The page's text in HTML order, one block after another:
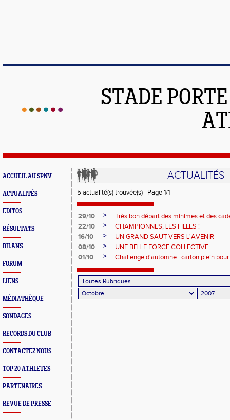
STADE
ACCUEIL AU SPNV
ACTUALITÉS
EDITOS
RÉSULTATS
BILANS
FORUM
LIENS
MÉDIATHÈQUE
SONDAGES
RECORDS DU CLUB
CONTACTEZ NOUS
TOP 20 ATHLETES
PARTENAIRES
REVUE DE PRESSE
ACTUALITÉS
5 actualité(s) trouvée(s) | Page 1/1
29/10 >
Très bon départ des minimes et des
22/10
>
CHAMPIONNES, LES FILLES !
16/10
>
UN GRAND SAUT VERS L'AVENIR
08/10
>
UNE BELLE FORCE COLLECTIVE
01/10
> Challenge d'automne : carton plein